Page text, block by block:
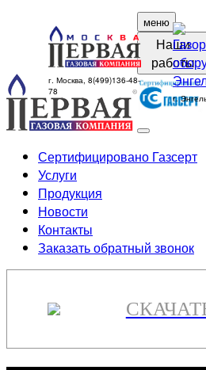
меню
Наши
работы
г. Москва, 8(499)136-48-
78
г.
Сертифицировано Газсерт
Услуги
Продукция
Новости
Контакты
Заказать обратный звонок